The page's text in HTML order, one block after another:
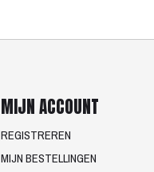
MIJN ACCOUNT
REGISTREREN
MIJN BESTELLINGEN